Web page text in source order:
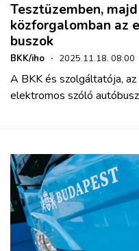
Tesztüzemben,
közforgalomban az
buszok
BKK/iho · 2025.11.18. 08:00
A BKK és szolgáltatója,
elektromos szóló